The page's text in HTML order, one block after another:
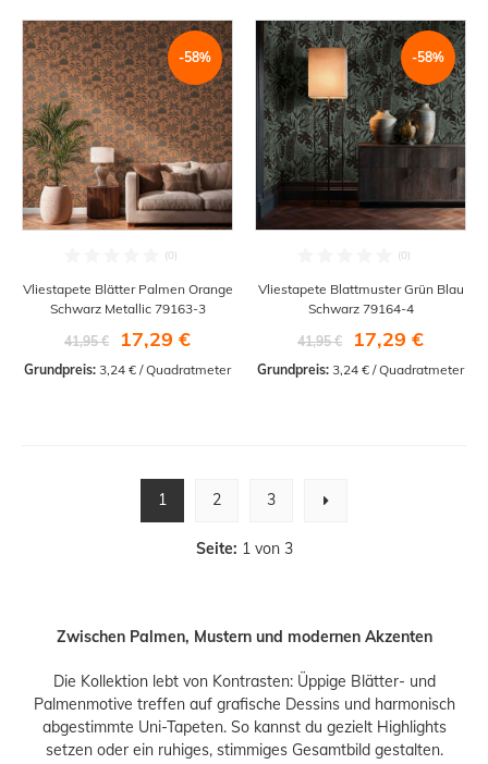
-58%
Vliestapete Blätter Palmen Orange
Schwarz Metallic 79163-3
41,95 €
17,29 €
Grundpreis: 3,24 € / Quadratmeter
-58%
Vliestapete Blattmuster Grün Blau
Schwarz 79164-4
41,95 €
17,29 €
Grundpreis: 3,24 € / Quadratmeter
1 2 3
Seite: 1 von 3
Zwischen Palmen, Mustern und modernen Akzenten
Die Kollektion lebt von Kontrasten: Üppige Blätter- und
Palmenmotive treffen auf grafische Dessins und harmonisch
abgestimmte Uni-Tapeten. So kannst du gezielt Highlights
setzen oder ein ruhiges, stimmiges Gesamtbild gestalten.